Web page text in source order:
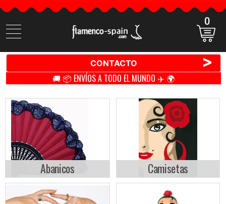
Buscar
productos
0
CONTACTO >
🚚 📦 ENVÍOS A TODO EL MUNDO ✈️ 🌍
Abanicos Camisetas